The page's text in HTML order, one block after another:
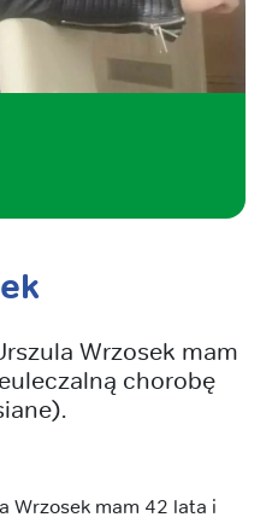
Wrzosek mam
chorobę
Wrzosek mam 42 lata i